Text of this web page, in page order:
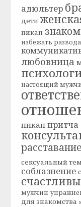
адюльтер
дети
пикап
избежать развода
любовница
настоящий
пикап притча
расставание
сексуальный
соблазнение
мужчин
для знакомства